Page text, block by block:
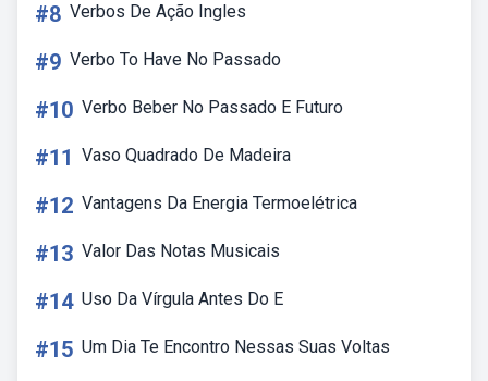
#8 Verbos De Ação Ingles
#9 Verbo To Have No Passado
#10 Verbo Beber No Passado E Futuro
#11 Vaso Quadrado De Madeira
#12 Vantagens Da Energia Termoelétrica
#13 Valor Das Notas Musicais
#14 Uso Da Vírgula Antes Do E
#15 Um Dia Te Encontro Nessas Suas Voltas